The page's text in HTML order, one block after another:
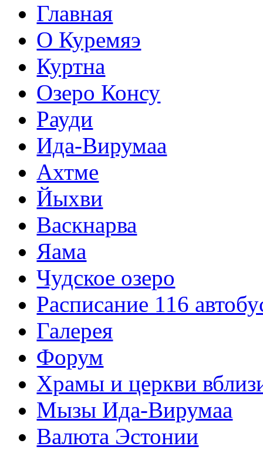
Главная
О Куремяэ
Куртна
Озеро Консу
Рауди
Ида-Вирумаа
Ахтме
Йыхви
Васкнарва
Яама
Чудское озеро
Расписание 116
Галерея
Форум
Храмы и церкви
Мызы Ида-Вирумаа
Валюта Эстонии